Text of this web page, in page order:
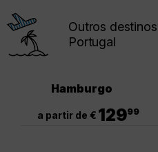
Outros
Portugal
Hamburgo
a partir de € 12999